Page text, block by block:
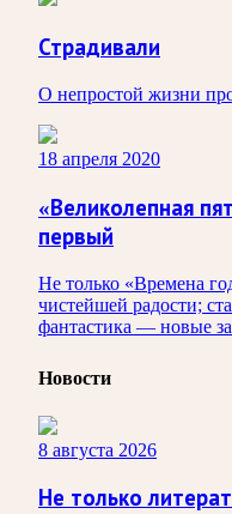
Страдивали
О непростой жизни
18 апреля 2020
«Великолепная
первый
Не только «Времена
чистейшей радости;
фантастика — новые
Новости
8 августа 2026
Не только